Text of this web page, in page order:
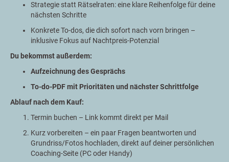
Strategie statt Rätselraten: eine klare Reihenfolge für deine
nächsten Schritte
Konkrete To-dos, die dich sofort nach vorn bringen –
inklusive Fokus auf Nachtpreis-Potenzial
Du bekommst außerdem:
Aufzeichnung des Gesprächs
To-do-PDF mit Prioritäten und nächster Schrittfolge
Ablauf nach dem Kauf:
Termin buchen – Link kommt direkt per Mail
Kurz vorbereiten – ein paar Fragen beantworten und
Grundriss/Fotos hochladen, direkt auf deiner persönlichen
Coaching-Seite (PC oder Handy)